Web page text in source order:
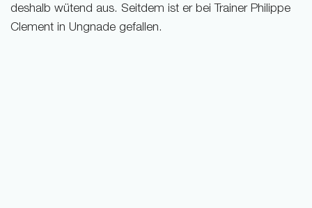
deshalb wütend aus. Seitdem ist er bei Trainer Philippe
Clement in Ungnade gefallen.